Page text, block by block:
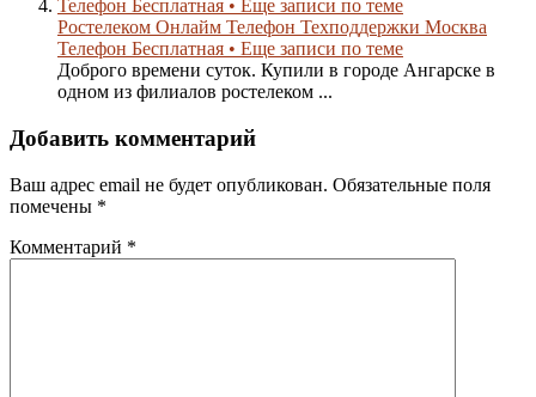
Ростелеком Онлайм Телефон Техподдержки Москва
Телефон Бесплатная • Еще записи по теме
Доброго времени суток. Купили в городе Ангарске в
одном из филиалов ростелеком ...
Добавить комментарий
Ваш адрес email не будет опубликован. Обязательные поля
помечены *
Комментарий *